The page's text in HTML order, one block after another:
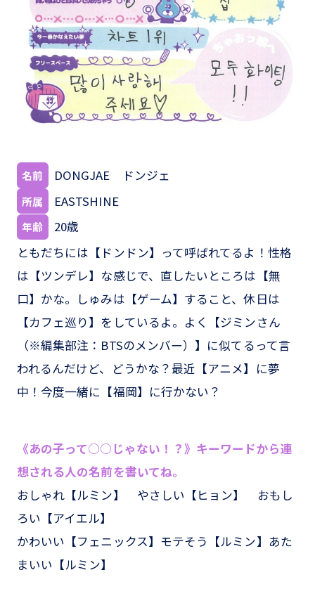
名前 DONGJAE ドンジェ
所属 EASTSHINE
年齢
20歳
ともだちには【ドンドン】って呼ばれてるよ！性格
は【ツンデレ】な感じで、直したいところは【無
口】かな。しゅみは【ゲーム】すること、休日は
【カフェ巡り】をしているよ。よく【ジミンさん
（※編集部注：BTSのメンバー）】に似てるって言
われるんだけど、どうかな？最近【アニメ】に夢
中！今度一緒に【福岡】に行かない？
《あの子って○○じゃない！？》キーワードから連
想される人の名前を書いてね。
おしゃれ【ルミン】 やさしい【ヒョン】 おもし
ろい【アイエル】
かわいい【フェニックス】モテそう【ルミン】あた
まいい【ルミン】